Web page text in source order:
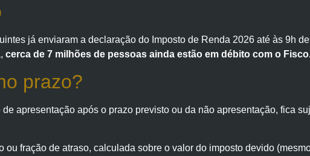
já enviaram a declaração do Imposto de Renda 2026 até às 9h
cerca de 7 milhões de pessoas ainda estão em débito com o
prazo?
de apresentação após o prazo previsto ou da não apresentação, fica
ou fração de atraso, calculada sobre o valor do imposto devido